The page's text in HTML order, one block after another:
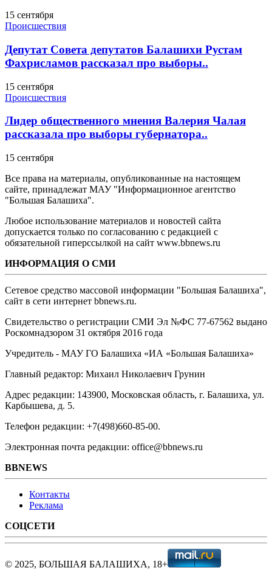
15 сентября
Происшествия
Депутат Совета депутатов Балашихи Рустам
Фахрисламов рассказал про выборы..
15 сентября
Происшествия
Лидер общественного мнения Валерия Чалая
рассказала про выборы губернатора..
15 сентября
Все права на материалы, опубликованные на настоящем
сайте, принадлежат МАУ "Информационное агентство
"Большая Балашиха".
Любое использование материалов и новостей сайта
допускается только по согласованию с редакцией с
обязательной гиперссылкой на сайт www.bbnews.ru
ИНФОРМАЦИЯ О СМИ
Сетевое средство массовой информации "Большая Балашиха",
сайт в сети интернет bbnews.ru.
Свидетельство о регистрации СМИ Эл №ФС ‎77-67562 выдано
Роскомнадзором 31 октября 2016 года
Учредитель - МАУ ГО Балашиха «ИА «Большая Балашиха»
Главный редактор: Михаил Николаевич Грунин
Адрес редакции: 143900, Московская область, г. Балашиха, ул.
Карбышева, д. 5.
Телефон редакции: +7(498)660-85-00.
Электронная почта редакции: office@bbnews.ru
BBNEWS
Контакты
Реклама
СОЦСЕТИ
© 2025, БОЛЬШАЯ БАЛАШИХА, 18+